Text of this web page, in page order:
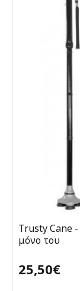
Trusty Cane
μόνο του
25,50€